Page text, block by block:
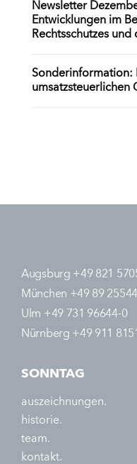
Newsletter
Entwicklungen im
Rechtsschutzes und
Sonderinformation:
umsatzsteuerlichen
Augsburg +49 821
München +49 89
Ulm +49 731 96644-0
Nürnberg +49 911
SONNTAG
auszeichnungen.
historie.
team.
kontakt.